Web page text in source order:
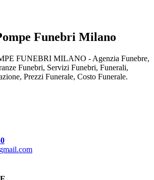
Funebri Milano
FUNEBRI MILANO - Agenzia Funebre,
Funebri, Servizi Funebri, Funerali,
Prezzi Funerale, Costo Funerale.